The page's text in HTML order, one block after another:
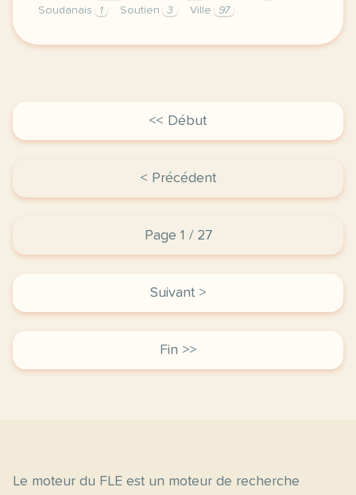
Soudanais
1 Soutien 3 Ville 97
continuer sans accepter le respect de votre vie
<< Début
< Précédent
Page 1 / 27
Suivant >
Fin >>
Le moteur du FLE est un moteur de recherche